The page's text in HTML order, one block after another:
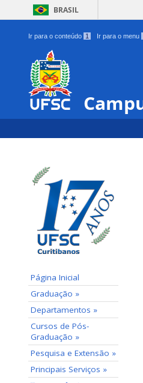
BRASIL
Ir para o conteúdo 1 Ir para o menu
Página Inicial
Graduação »
Departamentos »
Cursos de Pós-
Graduação »
Pesquisa e Extensão »
Principais Serviços »